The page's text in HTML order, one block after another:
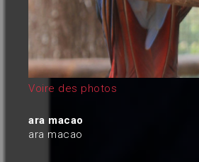
Voire des photos
ara macao
ara macao